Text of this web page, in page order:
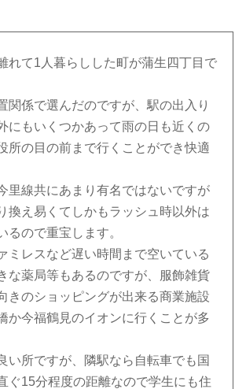
れて1人暮らしした町が蒲生四丁目で
関係で選んだのですが、駅の出入り
にもいくつかあって雨の日も近くの
所の目の前まで行くことができ快適
里線共にあまり有名ではないですが
換え易くてしかもラッシュ時以外は
るので重宝します。
ミレスなど遅い時間まで空いている
な薬局等もあるのですが、服飾雑貨
きのショッピングが出来る商業施設
か今福鶴見のイオンに行くことが多
い所ですが、隣駅なら自転車でも国
ぐ15分程度の距離なので学生にも住